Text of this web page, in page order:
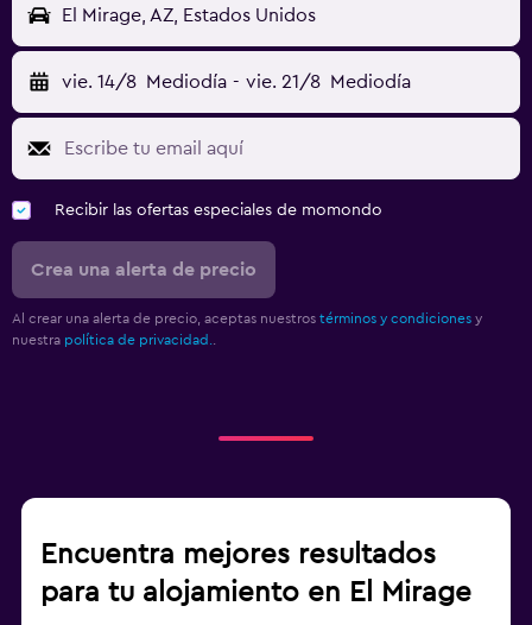
El Mirage, AZ, Estados Unidos
vie. 14/8 Mediodía - vie. 21/8 Mediodía
Recibir las ofertas especiales de momondo
Crea una alerta de precio
Al crear una alerta de precio, aceptas nuestros términos y condiciones y
nuestra política de privacidad..
Encuentra mejores resultados
para tu alojamiento en El Mirage